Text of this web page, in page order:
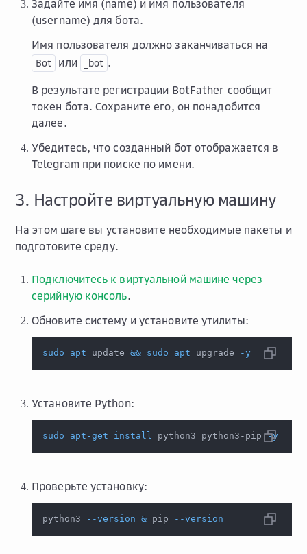
Задайте имя (name) и имя пользователя
(username) для бота.
Имя пользователя должно заканчиваться на
Bot или _bot .
В результате регистрации BotFather сообщит
токен бота. Сохраните его, он понадобится
далее.
Убедитесь, что созданный бот отображается в
Telegram при поиске по имени.
3. Настройте виртуальную машину
На этом шаге вы установите необходимые пакеты и
подготовите среду.
Подключитесь к виртуальной машине через
серийную консоль.
Обновите систему и установите утилиты:
sudo apt update && sudo apt upgrade -y
Установите Python:
sudo apt-get install python3 python3-pip -y
Проверьте установку:
python3 --version & pip --version